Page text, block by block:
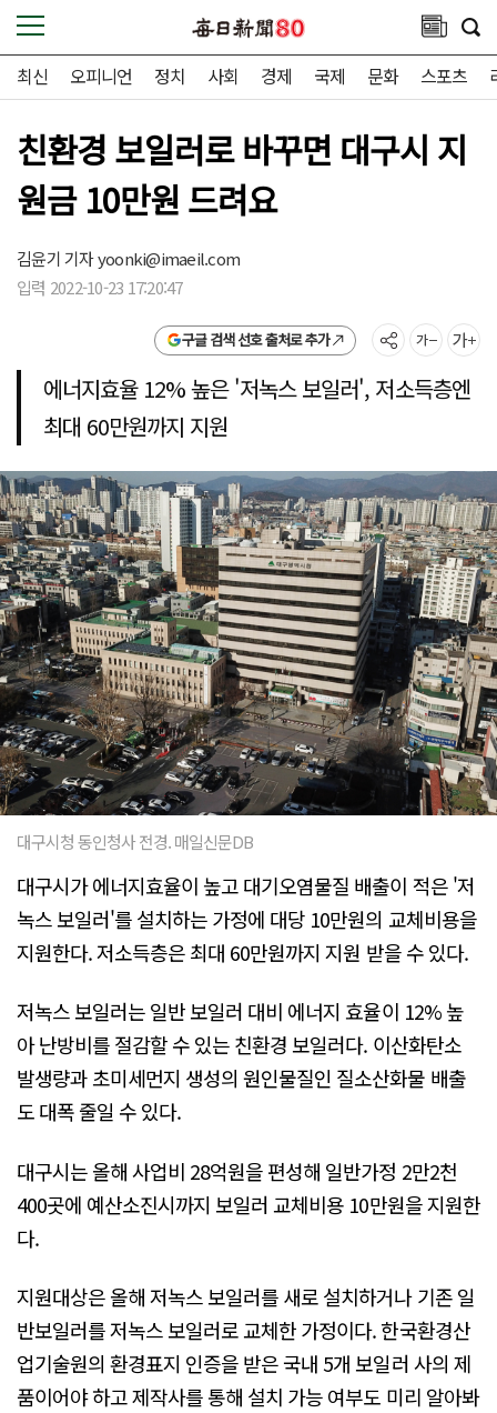
최신 오피니언 정치 사회 경제 국제 문화 스포츠
친환경 보일러로 바꾸면 대구시 지
원금 10만원 드려요
김윤기 기자yoonki@imaeil.com
입력 2022-10-23 17:20:47
구글 검색 선호 출처로 추가
에너지효율 12% 높은 '저녹스 보일러', 저소득층엔
최대 60만원까지 지원
대구시청 동인청사 전경. 매일신문DB
대구시가 에너지효율이 높고 대기오염물질 배출이 적은 '저
녹스 보일러'를 설치하는 가정에 대당 10만원의 교체비용을
지원한다. 저소득층은 최대 60만원까지 지원 받을 수 있다.
저녹스 보일러는 일반 보일러 대비 에너지 효율이 12% 높
아 난방비를 절감할 수 있는 친환경 보일러다. 이산화탄소
발생량과 초미세먼지 생성의 원인물질인 질소산화물 배출
도 대폭 줄일 수 있다.
대구시는 올해 사업비 28억원을 편성해 일반가정 2만2천
400곳에 예산소진시까지 보일러 교체비용 10만원을 지원한
다.
지원대상은 올해 저녹스 보일러를 새로 설치하거나 기존 일
반보일러를 저녹스 보일러로 교체한 가정이다. 한국환경산
업기술원의 환경표지 인증을 받은 국내 5개 보일러 사의 제
품이어야 하고 제작사를 통해 설치 가능 여부도 미리 알아봐